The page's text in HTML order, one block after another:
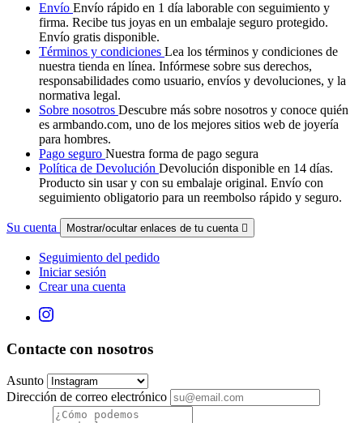
Envío Envío rápido en 1 día laborable con seguimiento y
firma. Recibe tus joyas en un embalaje seguro protegido.
Envío gratis disponible.
Términos y condiciones Lea los términos y condiciones de
nuestra tienda en línea. Infórmese sobre sus derechos,
responsabilidades como usuario, envíos y devoluciones, y la
normativa legal.
Sobre nosotros Descubre más sobre nosotros y conoce quién
es armbando.com, uno de los mejores sitios web de joyería
para hombres.
Pago seguro Nuestra forma de pago segura
Política de Devolución Devolución disponible en 14 días.
Producto sin usar y con su embalaje original. Envío con
seguimiento obligatorio para un reembolso rápido y seguro.
Su cuenta Mostrar/ocultar enlaces de tu cuenta 
Seguimiento del pedido
Iniciar sesión
Crear una cuenta
Contacte con nosotros
Asunto
Dirección de correo electrónico